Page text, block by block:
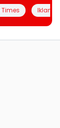
Iklanin